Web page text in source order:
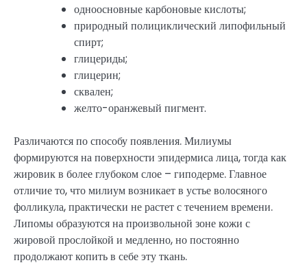
одноосновные карбоновые кислоты;
природный полициклический липофильный
спирт;
глицериды;
глицерин;
сквален;
желто-оранжевый пигмент.
Различаются по способу появления. Милиумы
формируются на поверхности эпидермиса лица, тогда как
жировик в более глубоком слое – гиподерме. Главное
отличие то, что милиум возникает в устье волосяного
фолликула, практически не растет с течением времени.
Липомы образуются на произвольной зоне кожи с
жировой прослойкой и медленно, но постоянно
продолжают копить в себе эту ткань.